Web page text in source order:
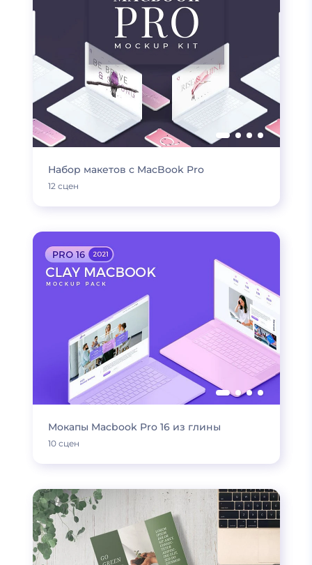
Набор макетов с MacBook Pro
12 сцен
Мокапы Macbook Pro 16 из глины
10 сцен